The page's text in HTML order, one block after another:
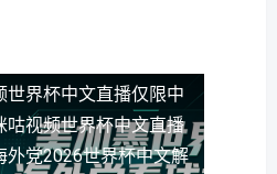
世界杯中文直播仅限中
咕视频世界杯中文直播
外党2026世界杯中文解